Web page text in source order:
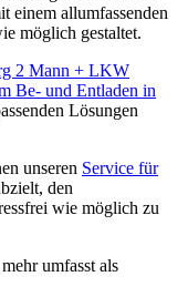
einem allumfassenden
möglich gestaltet.
2 Mann + LKW
Be- und Entladen in
Lösungen
unseren Service für
den
wie möglich zu
umfasst als